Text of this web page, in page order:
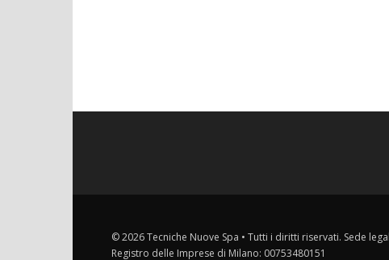
© 2026 Tecniche Nuove Spa • Tutti i diritti riservati. Sede
Registro delle Imprese di Milano: 00753480151